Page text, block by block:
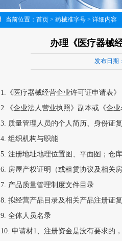
当前位置： 首页 > 药械准字号 > 详细内容
办理《医疗器械
发布日期：
1.《医疗器械经营企业许可证申请表》
2.《企业法人营业执照》副本或《企
3. 质量管理人员的个人简历、身份证
4. 组织机构与职能
5. 注册地址地理位置图、平面图；仓
6. 房屋产权证明（或租赁协议及相关
7. 产品质量管理制度文件目录
8. 拟经营产品目录及相关产品注册证
9. 全体人员名录
10. 申请材1、注册资金是没有要求的